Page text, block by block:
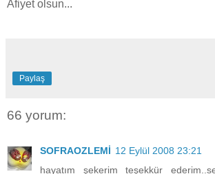
Afiyet olsun...
Paylaş
66 yorum:
SOFRAOZLEMİ 12 Eylül 2008 23:21
hayatım şekerim teşekkür